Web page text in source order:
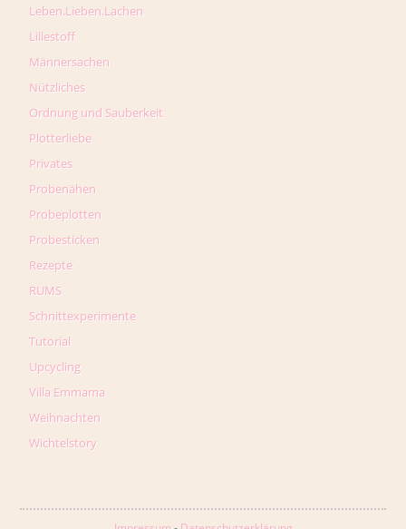
Leben.Lieben.Lachen
Lillestoff
Männersachen
Nützliches
Ordnung und Sauberkeit
Plotterliebe
Privates
Probenähen
Probeplotten
Probesticken
Rezepte
RUMS
Schnittexperimente
Tutorial
Upcycling
Villa Emmama
Weihnachten
Wichtelstory